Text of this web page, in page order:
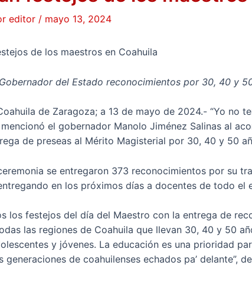
editor / mayo 13, 2024
de los maestros en Coahuila
del Estado reconocimientos por 30, 40 y
de Zaragoza; a 13 de mayo de 2024.- “Yo no
mencionó el gobernador Manolo Jiménez Salinas al
de preseas al Mérito Magisterial por 30, 40 y 50
se entregaron 373 reconocimientos por su
en los próximos días a docentes de todo el
los festejos del día del Maestro con la entrega de
las regiones de Coahuila que llevan 30, 40 y 50
y jóvenes. La educación es una prioridad
generaciones de coahuilenses echados pa’ delante”,